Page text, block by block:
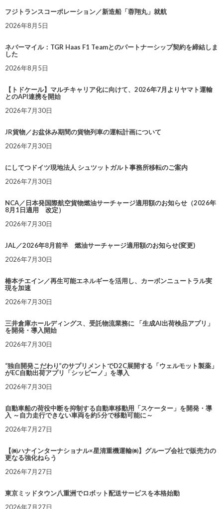
フジトランスコーポレーション／新造船「蓉翔丸」就航
2026年8月5日
ネバーマイル：TGR Haas F1 Teamとのパートナーシップ契約を締結しま
した
2026年8月5日
【トドケール】マルチキャリア化に向けて、2026年7月よりヤマト運輸
とのAPI連携を開始
2026年7月30日
JR貨物／お盆休み期間の貨物列車の運転計画について
2026年7月30日
にしてつドイツ現地法人 シュツットガルト事務所移転のご案内
2026年7月30日
NCA／日本発国際航空貨物燃油サーチャージ適用額のお知らせ（2026年
8月1日適用 改定）
2026年7月30日
JAL／2026年8月前半 燃油サーチャージ適用額のお知らせ(変更)
2026年7月30日
椿本チエイン／再生可能エネルギーを活用し、カーボンニュートラル実
現を加速
2026年7月30日
三井倉庫ホールディングス、受託物流業務に 「生成AI出荷検品アプリ」
を開発・導入開始
2026年7月30日
“独自開発こだわり”のサプリメントでD2C展開する「ウェルモット製薬」
がEC自動出荷アプリ「シッピーノ」を導入
2026年7月30日
自動車船の荷役中断を抑制する自動車移動用「スケーター」を開発・導
入 ～自力走行できない車両を約5分で移動可能に～
2026年7月27日
【㈱ハナインターナショナル×星清重機運輸㈱】グループ会社で販売力の
更なる強化ねらう
2026年7月27日
東京ミッドタウン八重洲でロボット配送サービスを本格始動
2026年7月27日